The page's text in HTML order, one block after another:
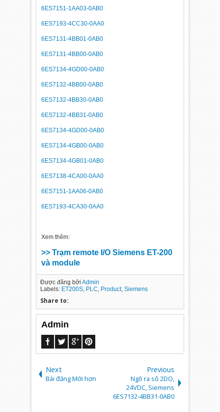
6ES7151-1AA03-0AB0
6ES7193-4CC30-0AA0
6ES7131-4BB01-0AB0
6ES7131-4BB00-0AB0
6ES7134-4GD00-0AB0
6ES7132-4BB00-0AB0
6ES7132-4BB30-0AB0
6ES7132-4BB31-0AB0
6ES7134-4GD00-0AB0
6ES7134-4GB00-0AB0
6ES7134-4GB01-0AB0
6ES7138-4CA00-0AA0
6ES7151-1AA06-0AB0
6ES7193-4CA30-0AA0
Xem thêm:
>> Trạm remote I/O Siemens ET-200
và module
Được đăng bởiAdmin
Labels: ET200S, PLC, Product,Siemens
Share to:
Admin
Next
Bài đăng Mới hơn
Previous
Ngõ ra số 2DO,
24VDC, Siemens
6ES7132-4BB31-0AB0